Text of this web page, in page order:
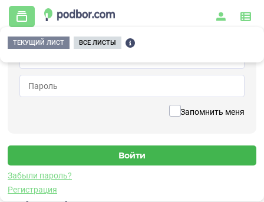
Запомнить меня
Забыли пароль?
Регистрация
ТЕКУЩИЙ ЛИСТ ВСЕ ЛИСТЫ
Главная / Видеонаблюдение / Видеокамеры / IP /
TRASSIR TR-D2253WDZCL7 2.7–13.5
13.5
Видеокамера IP
Характеристики